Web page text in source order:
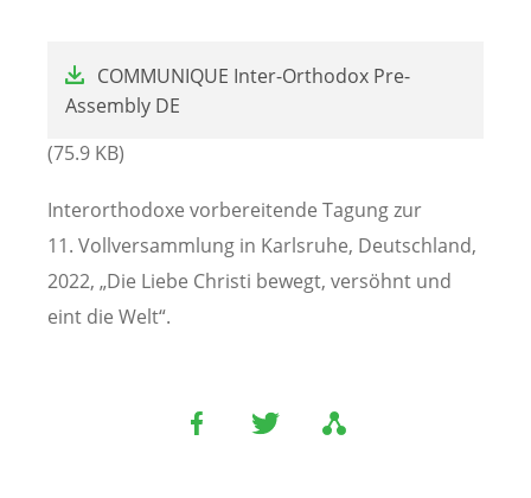
COMMUNIQUE Inter-Orthodox Pre-
Assembly DE
(75.9 KB)
Interorthodoxe vorbereitende Tagung zur
11. Vollversammlung in Karlsruhe, Deutschland,
2022, „Die Liebe Christi bewegt, versöhnt und
eint die Welt“.